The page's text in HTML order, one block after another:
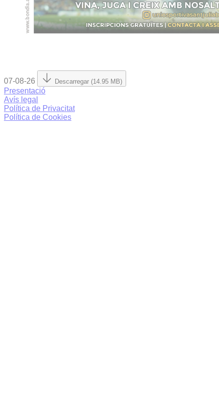
07-08-26 Descarregar (14.95 MB)
Presentació
Avís legal
Política de Privacitat
Política de Cookies